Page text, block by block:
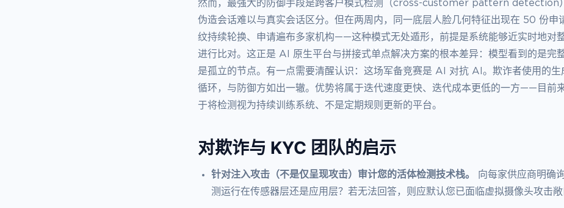
然而，最强大的防御手段是跨客户模式检测（cross-customer pattern detection
伪造会话难以与真实会话区分。但在两周内，同一底层人脸几何特征出现在 50 份申
纹持续轮换、申请遍布多家机构——这种模式无处遁形，前提是系统能够近实时地对
进行比对。这正是 AI 原生平台与拼接式单点解决方案的根本差异：模型看到的是完
是孤立的节点。有一点需要清醒认识：这场军备竞赛是 AI 对抗 AI。欺诈者使用的生
循环，与防御方如出一辙。优势将属于迭代速度更快、迭代成本更低的一方——目前
于将检测视为持续训练系统、不是定期规则更新的平台。
对欺诈与 KYC 团队的启示
针对注入攻击（不是仅呈现攻击）审计您的活体检测技术栈。
向每家供应商明确
测运行在传感器层还是应用层？若无法回答，则应默认您已面临虚拟摄像头攻击敞